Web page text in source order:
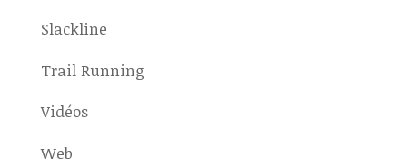
Slackline
Trail Running
Vidéos
Web